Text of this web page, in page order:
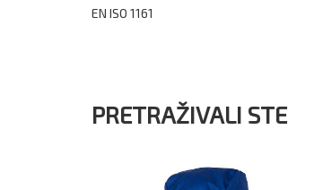
EN ISO 1161
PRETRAŽIVALI STE